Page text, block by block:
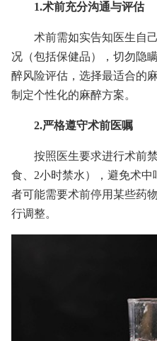
1.术前充分沟通与评估
术前需如实告知医生自
况（包括保健品），切勿隐
醉风险评估，选择最适合的
制定个性化的麻醉方案。
2.严格遵守术前医嘱
按照医生要求进行术前
食、2小时禁水），避免术
者可能需要术前停用某些药
行调整。